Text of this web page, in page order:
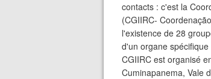
contacts : c'est la
(CGIIRC-
l'existence de 28
d'un organe
CGIIRC est organisé
Cuminapanema, Vale